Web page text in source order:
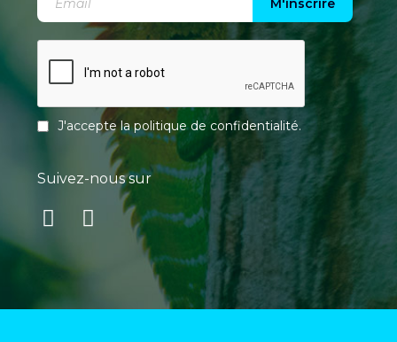
M'inscrire
J'accepte lapolitique de confidentialité.
Suivez-nous sur